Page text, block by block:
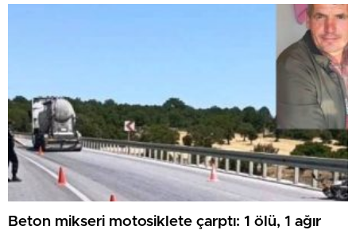
Beton mikseri motosiklete çarptı: 1 ölü, 1 ağır